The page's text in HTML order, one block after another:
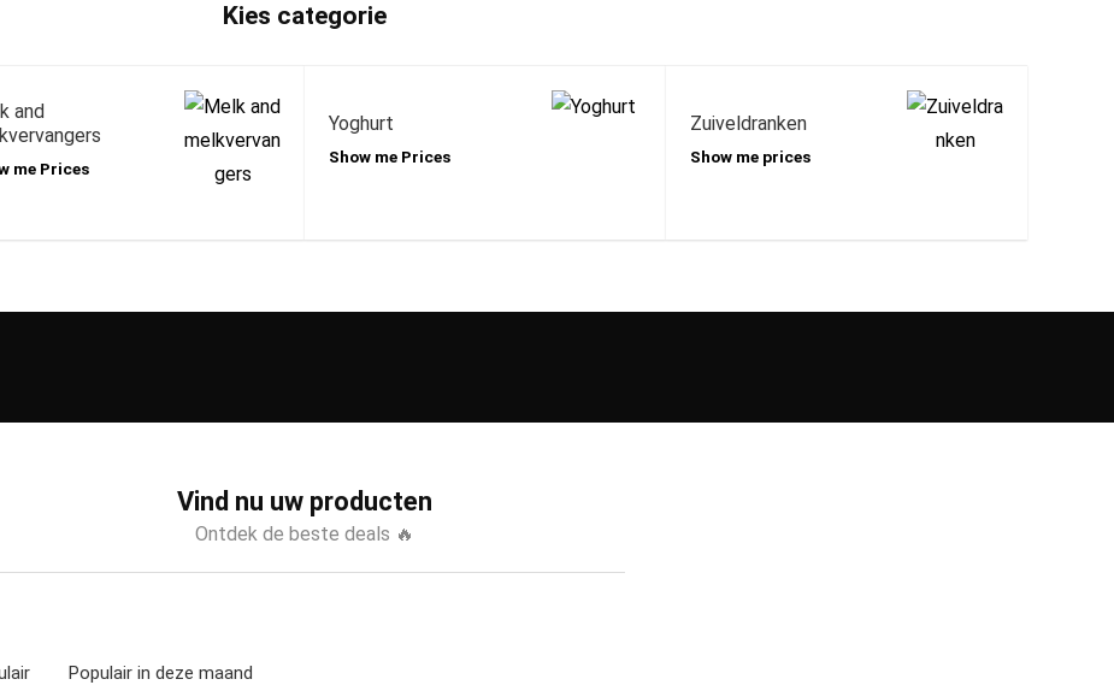
Kies categorie
and
me Prices
Yoghurt
Show me Prices
Zuiveldranken
Show me prices
Vind nu uw producten
Ontdek de beste deals 🔥
Populair in deze maand